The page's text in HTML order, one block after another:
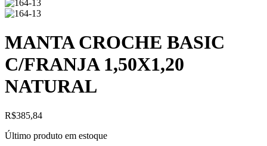
MANTA CROCHE BASIC
C/FRANJA 1,50X1,20
NATURAL
R$385,84
Último produto em estoque